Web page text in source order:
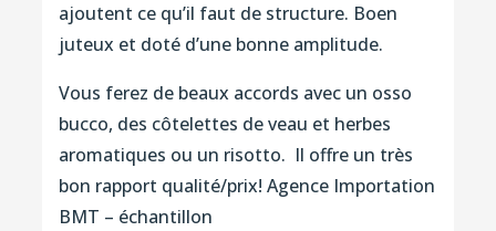
ajoutent ce qu’il faut de structure. Boen
juteux et doté d’une bonne amplitude.
Vous ferez de beaux accords avec un osso
bucco, des côtelettes de veau et herbes
aromatiques ou un risotto. Il offre un très
bon rapport qualité/prix! Agence Importation
BMT – échantillon